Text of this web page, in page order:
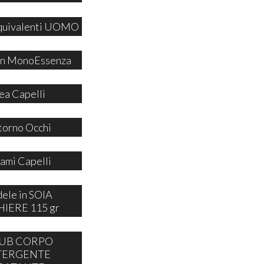
UOMO
MonoEssenza
Capelli
Occhi
Capelli
in SOIA
115 gr
CORPO